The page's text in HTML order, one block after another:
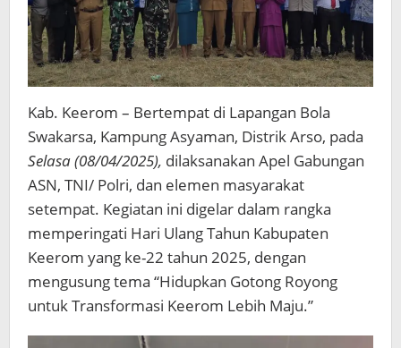
Kab. Keerom – Bertempat di Lapangan Bola
Swakarsa, Kampung Asyaman, Distrik Arso, pada
Selasa (08/04/2025), dilaksanakan Apel Gabungan
ASN, TNI/ Polri, dan elemen masyarakat
setempat. Kegiatan ini digelar dalam rangka
memperingati Hari Ulang Tahun Kabupaten
Keerom yang ke-22 tahun 2025, dengan
mengusung tema “Hidupkan Gotong Royong
untuk Transformasi Keerom Lebih Maju.”